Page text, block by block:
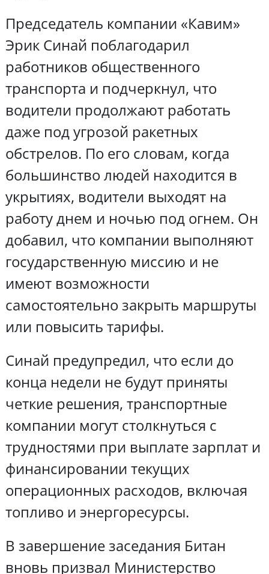
Председатель компании «Кавим»
Эрик Синай поблагодарил
работников общественного
транспорта и подчеркнул, что
водители продолжают работать
даже под угрозой ракетных
обстрелов. По его словам, когда
большинство людей находится в
укрытиях, водители выходят на
работу днем и ночью под огнем. Он
добавил, что компании выполняют
государственную миссию и не
имеют возможности
самостоятельно закрыть маршруты
или повысить тарифы.
Синай предупредил, что если до
конца недели не будут приняты
четкие решения, транспортные
компании могут столкнуться с
трудностями при выплате зарплат и
финансировании текущих
операционных расходов, включая
топливо и энергоресурсы.
В завершение заседания Битан
вновь призвал Министерство